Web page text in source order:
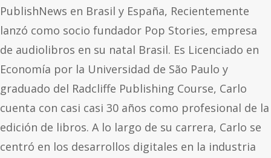
PublishNews en Brasil y España, Recientemente
lanzó como socio fundador Pop Stories, empresa
de audiolibros en su natal Brasil. Es Licenciado en
Economía por la Universidad de São Paulo y
graduado del Radcliffe Publishing Course, Carlo
cuenta con casi casi 30 años como profesional de la
edición de libros. A lo largo de su carrera, Carlo se
centró en los desarrollos digitales en la industria